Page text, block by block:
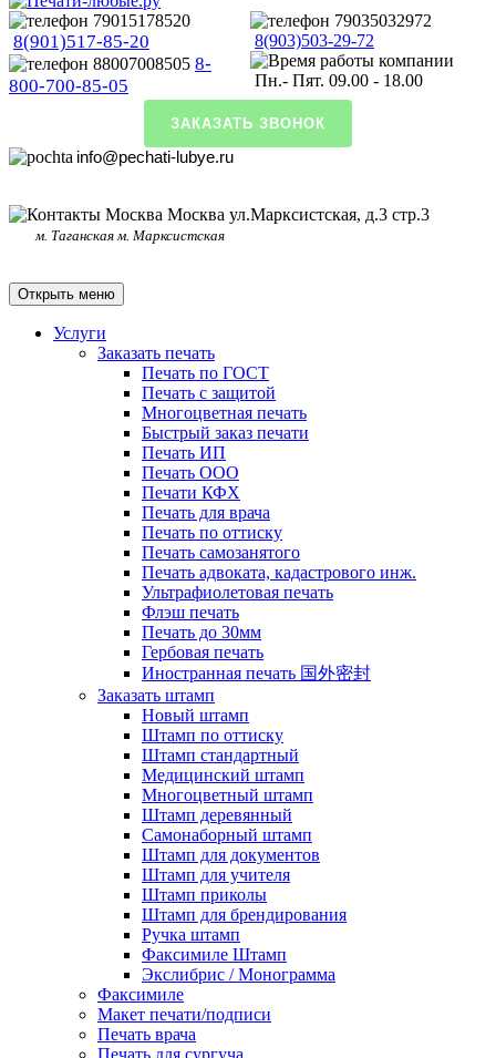
8(901)517-85-20
8-
800-700-85-05
8(903)503-29-72
Пн.- Пят. 09.00 - 18.00
ЗАКАЗАТЬ ЗВОНОК
info@pechati-lubye.ru
Москва ул.Марксистская, д.3 стр.3
м. Таганская м. Марксистская
Открыть меню
Услуги
Заказать печать
Печать по ГОСТ
Печать с защитой
Многоцветная печать
Быстрый заказ печати
Печать ИП
Печать ООО
Печати КФХ
Печать для врача
Печать по оттиску
Печать самозанятого
Печать адвоката, кадастрового инж.
Ультрафиолетовая печать
Флэш печать
Печать до 30мм
Гербовая печать
Иностранная печать 国外密封
Заказать штамп
Новый штамп
Штамп по оттиску
Штамп стандартный
Медицинский штамп
Многоцветный штамп
Штамп деревянный
Самонаборный штамп
Штамп для документов
Штамп для учителя
Штамп приколы
Штамп для брендирования
Ручка штамп
Факсимиле Штамп
Экслибрис / Монограмма
Факсимиле
Макет печати/подписи
Печать врача